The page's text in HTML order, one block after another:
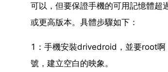
可以，但要保證手機的可用記憶體
或更高版本。具體步驟如下：
1：手機安裝drivedroid，並要root啊
號，建立空白的映象。